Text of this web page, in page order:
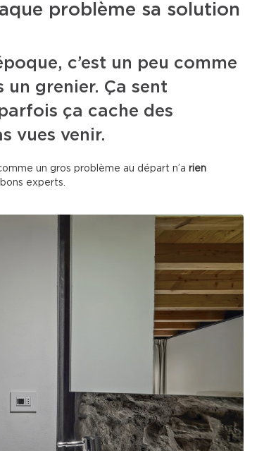
problème sa solution
c’est un peu comme
grenier. Ça sent
ça cache des
vues venir.
un gros problème au départ n’a rien
experts.